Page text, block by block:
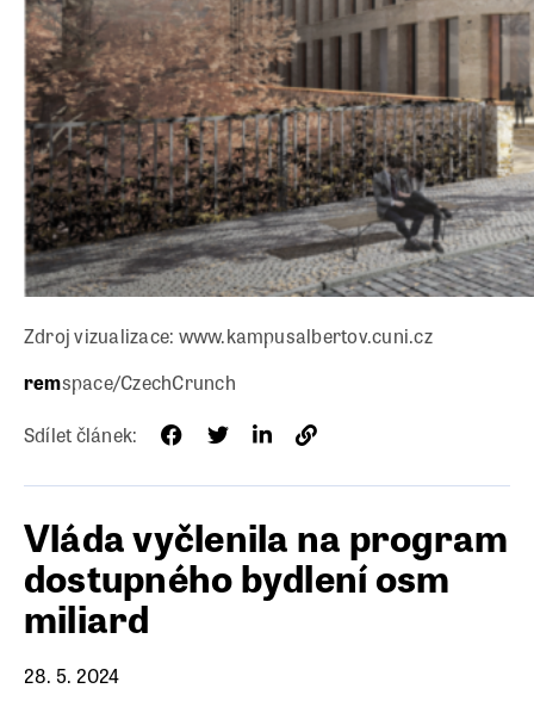
Zdroj vizualizace: www.kampusalbertov.cuni.cz
remspace/CzechCrunch
Sdílet článek:
Vláda vyčlenila na program
dostupného bydlení osm
miliard
28. 5. 2024